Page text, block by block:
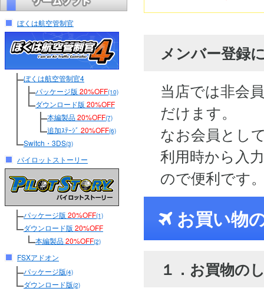
ぼくは航空管制官
ぼくは航空管制官4
パッケージ版 20%OFF(10)
ダウンロード版 20%OFF
本編製品20%OFF(7)
追加ｽﾃｰｼﾞ 20%OFF(6)
Switch・3DS(3)
パイロットストーリー
パッケージ版 20%OFF(1)
ダウンロード版 20%OFF
本編製品20%OFF(2)
FSXアドオン
パッケージ版(4)
ダウンロード版(2)
メンバー登録
当店では非会
だけます。
なお会員とし
利用時から入
ので便利です
お買い物
１．お買物の